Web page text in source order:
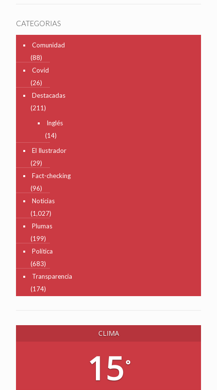
CATEGORIAS
Comunidad
(88)
Covid
(26)
Destacadas
(211)
Inglés
(14)
El Ilustrador
(29)
Fact-checking
(96)
Noticias
(1,027)
Plumas
(199)
Política
(683)
Transparencia
(174)
CLIMA
15°